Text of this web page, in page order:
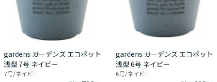
gardens ガーデンズ エコポット
浅型 7号 ネイビー
7号/ネイビー
gardens ガーデンズ エコポット
浅型 6号 ネイビー
6号/ネイビー